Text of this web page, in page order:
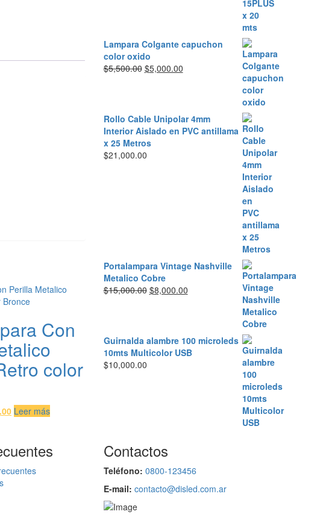
Con
color
El
es:
$8,000.00.
Leer más
Lampara Colgante capuchon
color oxido
$5,500.00 El
$5,500.00.
$5,000.00El
$5,000.00.
Rollo Cable Unipolar 4mm
Interior Aislado en PVC antillama
x 25 Metros
$21,000.00
Portalampara Vintage Nashville
Metalico Cobre
$15,000.00 El
$15,000.00.
$8,000.00El
$8,000.00.
Guirnalda alambre 100 microleds
10mts Multicolor USB
$10,000.00
Contactos
Teléfono: 0800-123456
E-mail: contacto@disled.com.ar